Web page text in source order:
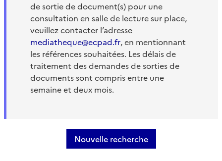
de sortie de document(s) pour une
consultation en salle de lecture sur place,
veuillez contacter l’adresse
mediatheque@ecpad.fr, en mentionnant
les références souhaitées. Les délais de
traitement des demandes de sorties de
documents sont compris entre une
semaine et deux mois.
Nouvelle recherche